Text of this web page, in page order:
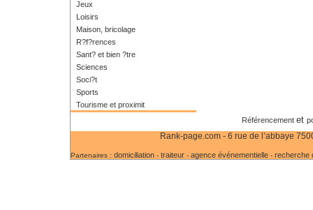
Jeux
Loisirs
Maison, bricolage
R?f?rences
Sant? et bien ?tre
Sciences
Soci?t
Sports
Tourisme et proximit
Référencement et
Rank-page.com - 6 rue de l’abbaye
Partenaires : domiciliation - traiteur - agence événementielle - recherche